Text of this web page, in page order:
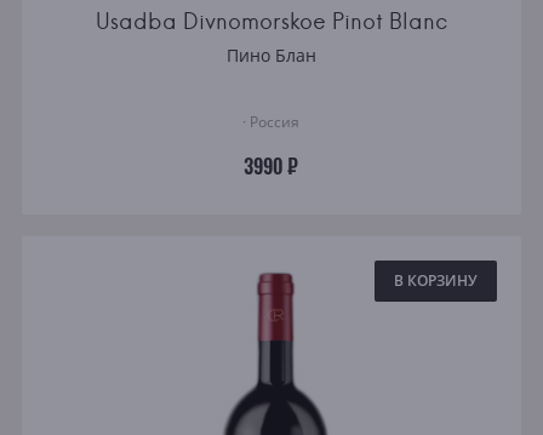
Usadba Divnomorskoe Pinot Blanc
Пино Блан
· Россия
3990 ₽
В КОРЗИНУ